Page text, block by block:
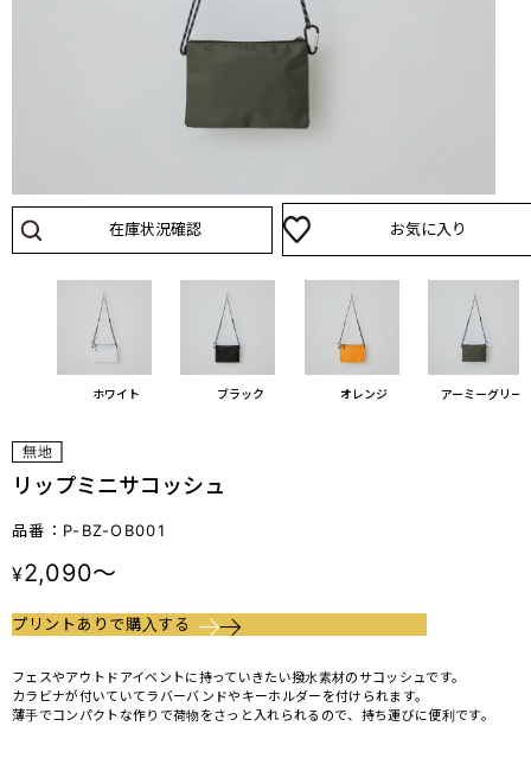
在庫状況確認 お気に入り
ホワイト ブラック オレンジ アーミーグリー
リップミニサコッシュ
品番：P-BZ-OB001
¥2,090～
プリントありで購入する
フェスやアウトドアイベントに持っていきたい撥水素材のサコッシュです。
カラビナが付いていてラバーバンドやキーホルダーを付けられます。
薄手でコンパクトな作りで荷物をさっと入れられるので、持ち運びに便利です。